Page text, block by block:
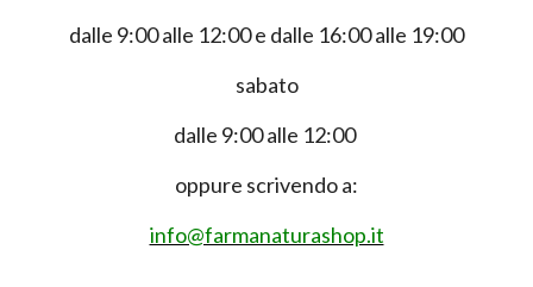
dalle 9:00 alle 12:00 e dalle 16:00 alle 19:00
sabato
dalle 9:00 alle 12:00
oppure scrivendo a:
info@farmanaturashop.it